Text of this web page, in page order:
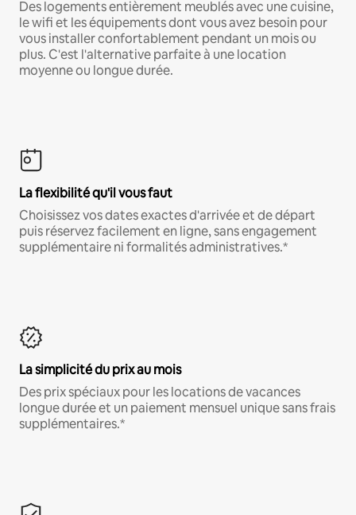
Des logements entièrement meublés avec une cuisine,
le wifi et les équipements dont vous avez besoin pour
vous installer confortablement pendant un mois ou
plus. C'est l'alternative parfaite à une location
moyenne ou longue durée.
La flexibilité qu'il vous faut
Choisissez vos dates exactes d'arrivée et de départ
puis réservez facilement en ligne, sans engagement
supplémentaire ni formalités administratives.*
La simplicité du prix au mois
Des prix spéciaux pour les locations de vacances
longue durée et un paiement mensuel unique sans frais
supplémentaires.*